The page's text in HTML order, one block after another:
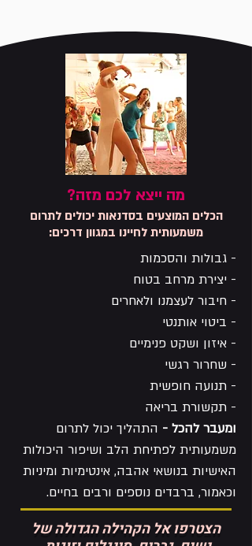
מה ייצא לכם מזה?
הכלים המוצעים בסדנאות יכולים לתרום
משמעותית לחיינו במגוון דרכים:
- גבולות והסכמות
- יצירת מרחב בטוח
- חיבור לעצמנו ולאחרים
- ביטוי אותנטי
- איזון ושקט פנימיים
- שחרור רגשי
- תנועה חופשית
- תקשורת בריאה
ומעבר להכל - התהליך יכול לתרום
משמעותית לפתיחת הלב ושיפור היכולות
האישיות בנושאי אהבה, אינטימיות ומיניות
וכאמור, ברבדים נוספים ורבים בחיים.
הצטרפו אל הקהילה הגדולה של